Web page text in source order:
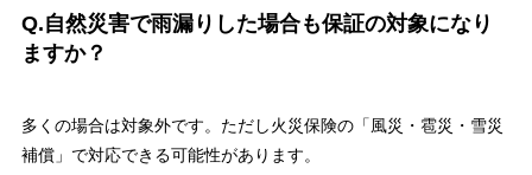
Q.自然災害で雨漏りした場合も保証の対象になり
ますか？
多くの場合は対象外です。ただし火災保険の「風災・雹災・雪災
補償」で対応できる可能性があります。